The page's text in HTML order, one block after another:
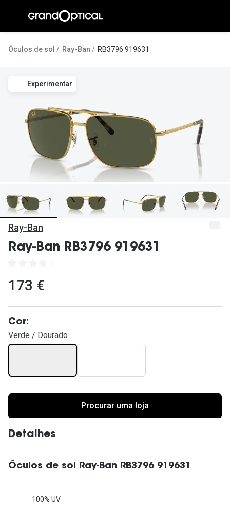
conteúdo
Pedro
Marta
Luís
Ayres
Inês
Óculos de sol Ray-Ban RB3796 919631
Experimentar
Ray-Ban
Ray-Ban RB3796 919631
173 €
Cor:
Verde / Dourado
Procurar uma loja
Detalhes
Óculos de sol Ray-Ban RB3796 919631
100% UV